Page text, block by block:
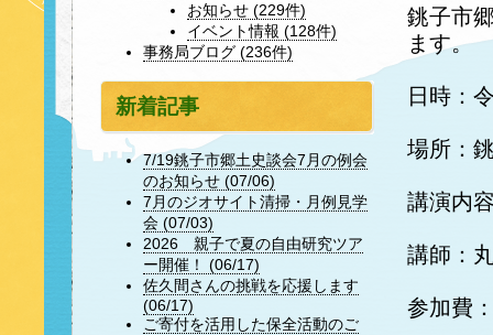
銚子市
ます。
日時：
場所：
講演内
講師：
参加費
お知らせ (229件)
イベント情報 (128件)
事務局ブログ (236件)
新着記事
7/19銚子市郷土史談会7月の例会
のお知らせ (07/06)
7月のジオサイト清掃・月例見学
会 (07/03)
2026 親子で夏の自由研究ツア
ー開催！ (06/17)
佐久間さんの挑戦を応援します
(06/17)
ご寄付を活用した保全活動のご